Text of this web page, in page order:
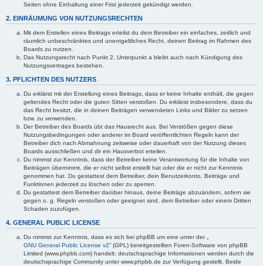
Seiten ohne Einhaltung einer Frist jederzeit gekündigt werden.
2. EINRÄUMUNG VON NUTZUNGSRECHTEN
Mit dem Erstellen eines Beitrags erteilst du dem Betreiber ein einfaches, zeitlich und
räumlich unbeschränktes und unentgeltliches Recht, deinen Beitrag im Rahmen des
Boards zu nutzen.
Das Nutzungsrecht nach Punkt 2, Unterpunkt a bleibt auch nach Kündigung des
Nutzungsvertrages bestehen.
3. PFLICHTEN DES NUTZERS
Du erklärst mit der Erstellung eines Beitrags, dass er keine Inhalte enthält, die gegen
geltendes Recht oder die guten Sitten verstoßen. Du erklärst insbesondere, dass du
das Recht besitzt, die in deinen Beiträgen verwendeten Links und Bilder zu setzen
bzw. zu verwenden.
Der Betreiber des Boards übt das Hausrecht aus. Bei Verstößen gegen diese
Nutzungsbedingungen oder anderer im Board veröffentlichten Regeln kann der
Betreiber dich nach Abmahnung zeitweise oder dauerhaft von der Nutzung dieses
Boards ausschließen und dir ein Hausverbot erteilen.
Du nimmst zur Kenntnis, dass der Betreiber keine Verantwortung für die Inhalte von
Beiträgen übernimmt, die er nicht selbst erstellt hat oder die er nicht zur Kenntnis
genommen hat. Du gestattest dem Betreiber, dein Benutzerkonto, Beiträge und
Funktionen jederzeit zu löschen oder zu sperren.
Du gestattest dem Betreiber darüber hinaus, deine Beiträge abzuändern, sofern sie
gegen o. g. Regeln verstoßen oder geeignet sind, dem Betreiber oder einem Dritten
Schaden zuzufügen.
4. GENERAL PUBLIC LICENSE
Du nimmst zur Kenntnis, dass es sich bei phpBB um eine unter der „
GNU General Public License v2“ (GPL) bereitgestellten Foren-Software von phpBB
Limited (www.phpbb.com) handelt; deutschsprachige Informationen werden durch die
deutschsprachige Community unter www.phpbb.de zur Verfügung gestellt. Beide